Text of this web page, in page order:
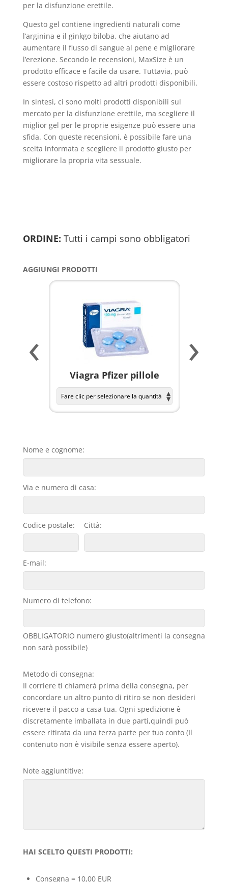
per la disfunzione erettile.
Questo gel contiene ingredienti naturali come
l’arginina e il ginkgo biloba, che aiutano ad
aumentare il flusso di sangue al pene e migliorare
l’erezione. Secondo le recensioni, MaxSize è un
prodotto efficace e facile da usare. Tuttavia, può
essere costoso rispetto ad altri prodotti disponibili.
In sintesi, ci sono molti prodotti disponibili sul
mercato per la disfunzione erettile, ma scegliere il
miglior gel per le proprie esigenze può essere una
sfida. Con queste recensioni, è possibile fare una
scelta informata e scegliere il prodotto giusto per
migliorare la propria vita sessuale.
ORDINE: Tutti i campi sono obbligatori
AGGIUNGI PRODOTTI
Viagra Pfizer pillole
‹ ›
Nome e cognome:
Via e numero di casa:
Codice postale: Città:
E-mail:
Numero di telefono:
OBBLIGATORIO numero giusto(altrimenti la consegna
non sarà possibile)
Metodo di consegna:
Il corriere ti chiamerà prima della consegna, per
concordare un altro punto di ritiro se non desideri
ricevere il pacco a casa tua. Ogni spedizione è
discretamente imballata in due parti,quindi può
essere ritirata da una terza parte per tuo conto (Il
contenuto non è visibile senza essere aperto).
Note aggiuntitive:
HAI SCELTO QUESTI PRODOTTI:
Consegna = 10,00 EUR